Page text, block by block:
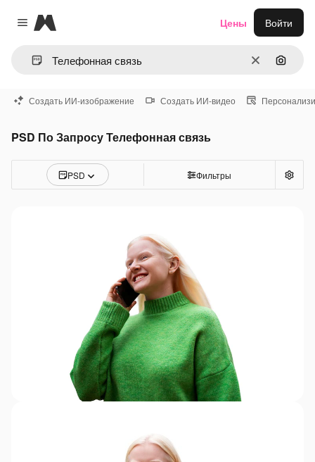
Close menu
Magnific
ОчиститьПоиск
Цены Войти
Создать ИИ-изображение Создать ИИ-видео
PSD По Запросу Телефонная связь
PSD Фильтры